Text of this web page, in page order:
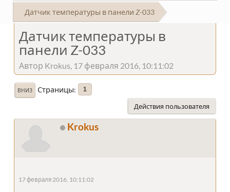
Датчик температуры в панели Z-033
Датчик температуры в
панели Z-033
Автор Krokus, 17 февраля 2016, 10:11:02
ВНИЗ Страницы 1
Действия пользователя
Krokus
17 февраля 2016, 10:11:02